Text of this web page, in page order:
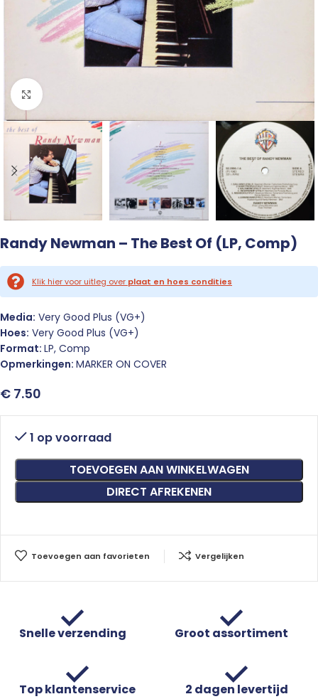
Click to enlarge
Randy Newman – The Best Of (LP, Comp)
Klik hier voor uitleg over plaat en hoes condities
Media: Very Good Plus (VG+)
Hoes: Very Good Plus (VG+)
Format: LP, Comp
Opmerkingen: MARKER ON COVER
€ 7.50
1 op voorraad
TOEVOEGEN AAN WINKELWAGEN
DIRECT AFREKENEN
Toevoegen aan favorieten Vergelijken
Snelle verzending Groot assortiment
Top klantenservice 2 dagen levertijd